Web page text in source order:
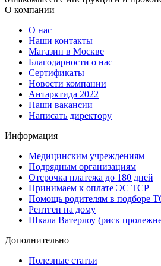
О компании
О нас
Наши контакты
Магазин в Москве
Благодарности о нас
Сертификаты
Новости компании
Антарктида 2022
Наши вакансии
Написать директору
Информация
Медицинским учреждениям
Подрядным организациям
Отсрочка платежа до 180 дней
Принимаем к оплате ЭС ТСР
Помощь родителям в подборе
Рентген на дому
Шкала Ватерлоу (риск
Дополнительно
Полезные статьи